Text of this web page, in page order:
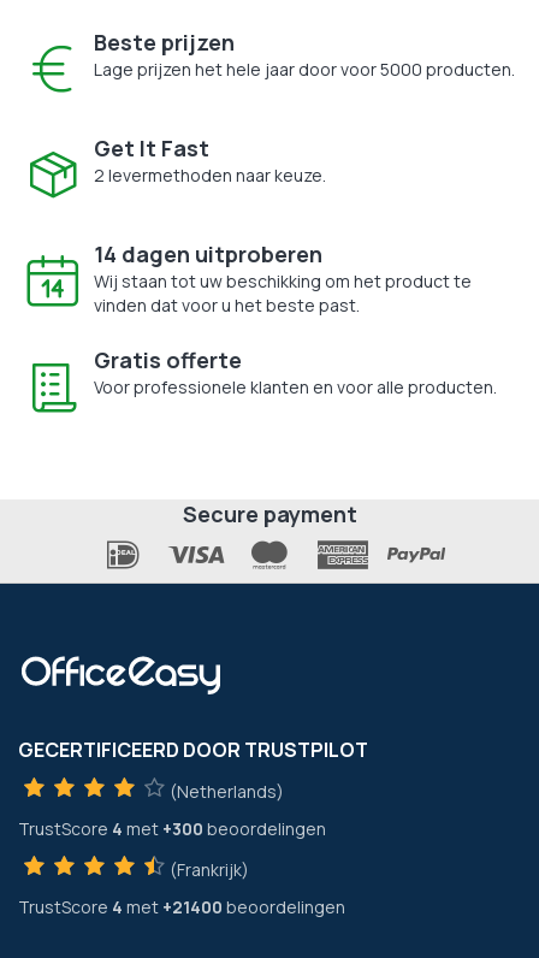
Beste prijzen
Lage prijzen het hele jaar door voor 5000 producten.
Get It Fast
2 levermethoden naar keuze.
14 dagen uitproberen
Wij staan tot uw beschikking om het product te
vinden dat voor u het beste past.
Gratis offerte
Voor professionele klanten en voor alle producten.
Secure payment
GECERTIFICEERD DOOR TRUSTPILOT
(Netherlands)
TrustScore 4 met +300 beoordelingen
(Frankrijk)
TrustScore 4 met +21400 beoordelingen